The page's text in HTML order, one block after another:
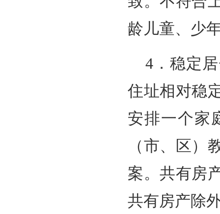
龄儿童、少
4．稳定
住址相对稳
安排一个家
（市、区）
案。共有房
共有房产除